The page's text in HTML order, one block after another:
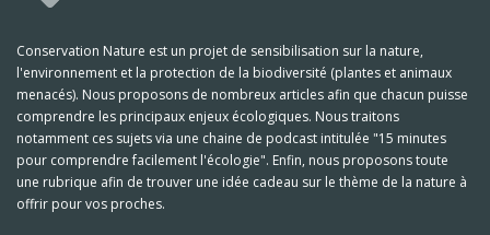
Conservation Nature est un projet de sensibilisation sur la nature,
l'environnement et la protection de la biodiversité (plantes et animaux
menacés). Nous proposons de nombreux articles afin que chacun puisse
comprendre les principaux enjeux écologiques. Nous traitons
notamment ces sujets via une chaine de podcast intitulée "15 minutes
pour comprendre facilement l'écologie". Enfin, nous proposons toute
une rubrique afin de trouver une idée cadeau sur le thème de la nature à
offrir pour vos proches.